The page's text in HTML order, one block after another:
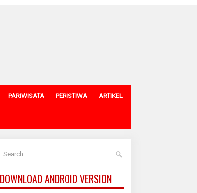
PARIWISATA PERISTIWA ARTIKEL
DOWNLOAD ANDROID VERSION